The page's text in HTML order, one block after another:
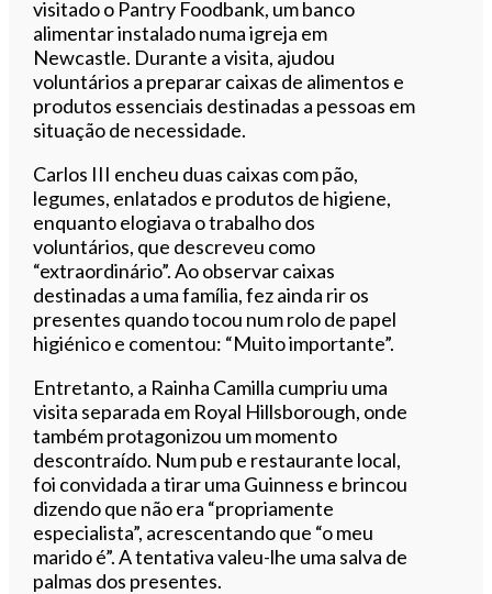
visitado o Pantry Foodbank, um banco
alimentar instalado numa igreja em
Newcastle. Durante a visita, ajudou
voluntários a preparar caixas de alimentos e
produtos essenciais destinadas a pessoas em
situação de necessidade.
Carlos III encheu duas caixas com pão,
legumes, enlatados e produtos de higiene,
enquanto elogiava o trabalho dos
voluntários, que descreveu como
“extraordinário”. Ao observar caixas
destinadas a uma família, fez ainda rir os
presentes quando tocou num rolo de papel
higiénico e comentou: “Muito importante”.
Entretanto, a Rainha Camilla cumpriu uma
visita separada em Royal Hillsborough, onde
também protagonizou um momento
descontraído. Num pub e restaurante local,
foi convidada a tirar uma Guinness e brincou
dizendo que não era “propriamente
especialista”, acrescentando que “o meu
marido é”. A tentativa valeu-lhe uma salva de
palmas dos presentes.